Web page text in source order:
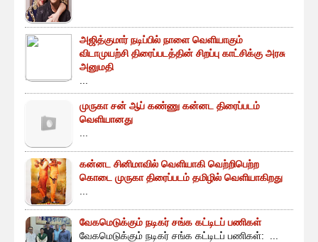
அஜித்குமார் நடிப்பில் நாளை வெளியாகும்
விடாமுயற்சி திரைப்படத்தின் சிறப்பு காட்சிக்கு அரசு
அனுமதி
முருகா சன் ஆப் கண்ணு கன்னட திரைப்படம்
வெளியானது
கன்னட சினிமாவில் வெளியாகி வெற்றிபெற்ற
கொடை முருகா திரைப்படம் தமிழில் வெளியாகிறது
வேகமெடுக்கும் நடிகர் சங்க கட்டிடப் பணிகள்
வேகமெடுக்கும் நடிகர் சங்க கட்டிடப் பணிகள்: ...